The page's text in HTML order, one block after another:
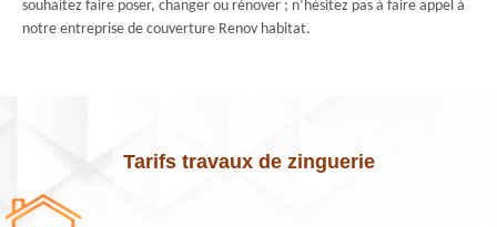
souhaitez faire poser, changer ou rénover ; n’hésitez pas à faire appel à
notre entreprise de couverture Renov habitat.
Tarifs travaux de zinguerie